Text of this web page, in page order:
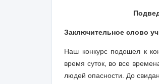
Заключительное слово
Наш конкурс подошел к
время суток, во все
людей опасности. До